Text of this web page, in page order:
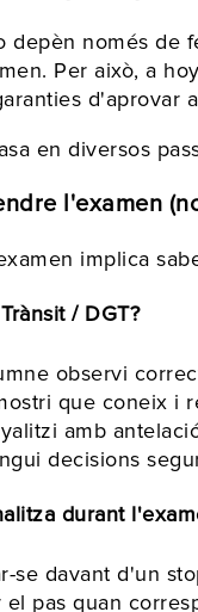
depèn només de
Per això, a
d'aprovar
en diversos
l'examen
implica
/ DGT?
observi
que coneix i
amb
decisions
durant
se davant d'un
pas quan